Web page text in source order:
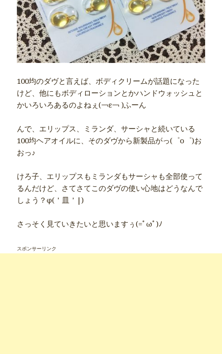
100均のダヴと言えば、ボディクリームが話題になった
けど、他にもボディローションとかハンドウォッシュと
かいろいろあるのよねぇ(￢ε￢ )ふーん
んで、エリップス、ミランダ、サーシャと続いている
100均ヘアオイルに、そのダヴから新製品がっ(゜o゜)お
おっ♪
けろ子、エリップスもミランダもサーシャも全部使って
るんだけど、さてさてこのダヴの使い心地はどうなんで
しょう？φ(＇皿＇|)
さっそく見ていきたいと思いますぅ(=ﾟωﾟ)ﾉ
スポンサーリンク